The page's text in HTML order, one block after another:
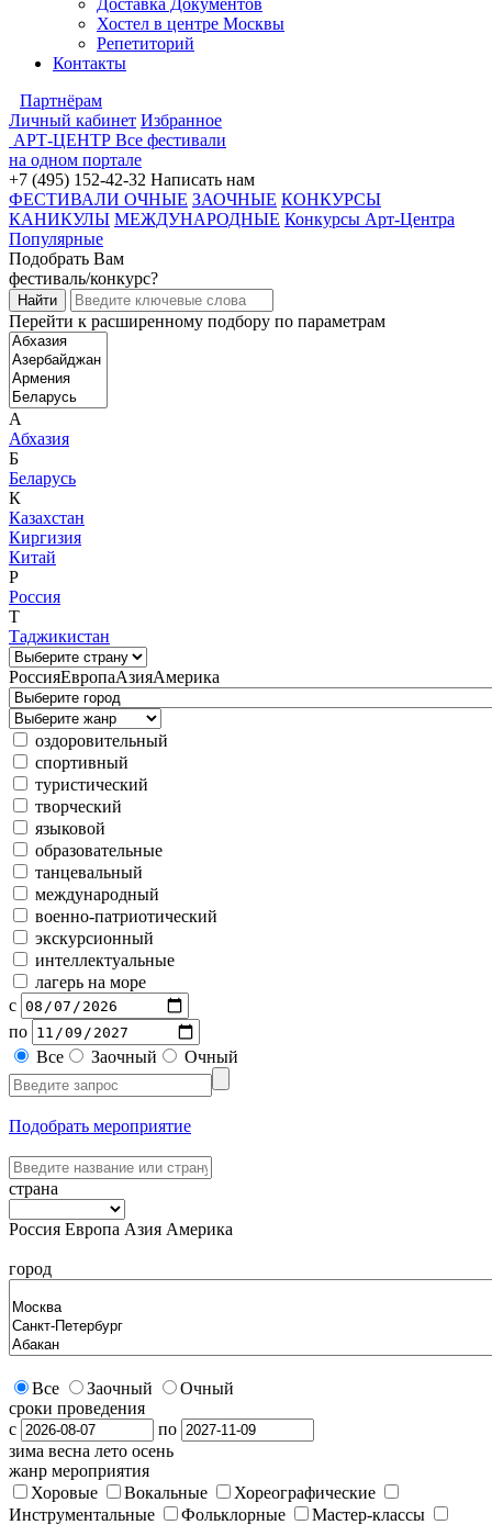
Доставка Документов
Хостел в центре Москвы
Репетиторий
Контакты
Партнёрам
Личный кабинет Избранное
АРТ-ЦЕНТР Все фестивали
на одном портале
+7 (495) 152-42-32 Написать нам
ФЕСТИВАЛИ ОЧНЫЕ ЗАОЧНЫЕ КОНКУРСЫ
КАНИКУЛЫ МЕЖДУНАРОДНЫЕ Конкурсы Арт-Центра
Популярные
Подобрать Вам
фестиваль/конкурс?
Перейти к расширенному подбору по параметрам
А
Абхазия
Б
Беларусь
К
Казахстан
Киргизия
Китай
Р
Россия
Т
Таджикистан
РоссияЕвропаАзияАмерика
оздоровительный
спортивный
туристический
творческий
языковой
образовательные
танцевальный
международный
военно-патриотический
экскурсионный
интеллектуальные
лагерь на море
с
по
Все
Заочный Очный
Подобрать мероприятие
страна
Россия Европа Азия Америка
город
Все Заочный
Очный
сроки проведения
с
по
зима весна лето осень
жанр мероприятия
Хоровые
Вокальные
Хореографические
Инструментальные
Фольклорные
Мастер-классы